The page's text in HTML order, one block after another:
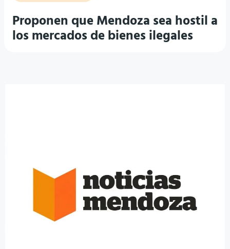
Proponen que Mendoza sea hostil a
los mercados de bienes ilegales